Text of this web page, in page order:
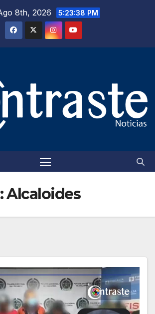
8th, 2026 5:23:39 PM
Alcaloides